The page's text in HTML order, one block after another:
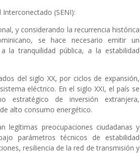
(SENI):
y considerando la recurrencia histórica
se hace necesario emitir un
la tranquilidad pública, a la estabilidad
del siglo XX, por ciclos de expansión,
eléctrico. En el siglo XXI, el país se
estratégico de inversión extranjera,
alto consumo energético.
legítimas preocupaciones ciudadanas y
parámetros técnicos de estabilidad
resiliencia de la red de transmisión y